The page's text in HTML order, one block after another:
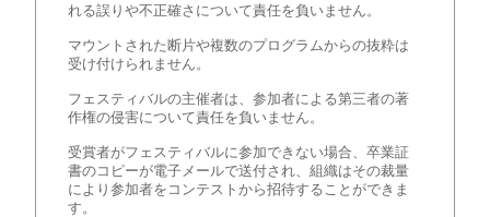
れる誤りや不正確さについて責任を負いません。
マウントされた断片や複数のプログラムからの抜粋は
受け付けられません。
フェスティバルの主催者は、参加者による第三者の著
作権の侵害について責任を負いません。
受賞者がフェスティバルに参加できない場合、卒業証
書のコピーが電子メールで送付され、組織はその裁量
により参加者をコンテストから招待することができま
す。